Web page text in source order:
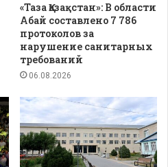
«Таза Қазақстан»: В области
Абай составлено 7 786
протоколов за
нарушение санитарных
требований
06.08.2026